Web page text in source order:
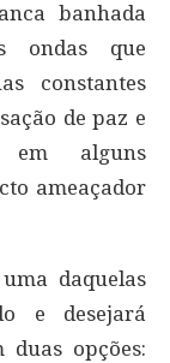
banhada
ondas que
constantes
de paz e
em alguns
ameaçador
daquelas
e desejará
duas opções: